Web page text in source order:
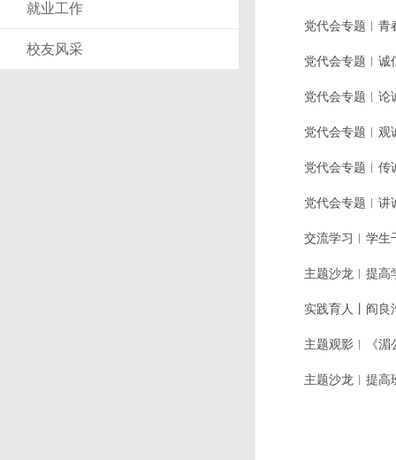
就业工作
校友风采
党代会专题︳青
党代会专题︳诚
党代会专题︳论
党代会专题︳观
党代会专题︳传
党代会专题︳讲
交流学习︳学生
主题沙龙︳提高
实践育人丨阎良
主题观影︳《湄
主题沙龙︳提高